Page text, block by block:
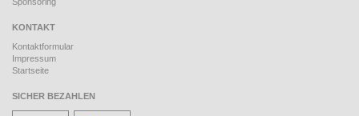
KONTAKT
Kontaktformular
Impressum
Startseite
SICHER BEZAHLEN